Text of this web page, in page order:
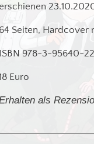
64 Seiten, Hardcover
ISBN 978-3-95640-
Euro
als